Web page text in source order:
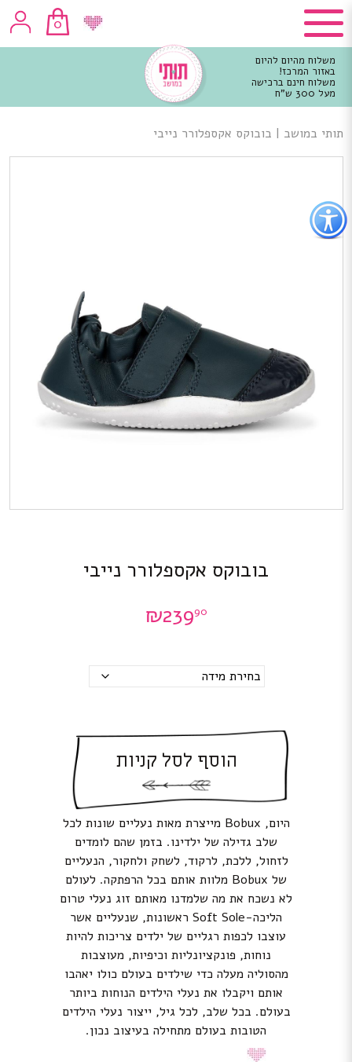
כפתור
לפתיחת
תפריט
נגישות
0
משלוח מהיום להיום
באזור המרכז!
משלוח חינם ברכישה
מעל 300 ש"ח
מרכזי
תותי במושב | בובוקס אקספלורר נייבי
בובוקס אקספלורר נייבי
₪23990
מידות
הוסף לסל קניות
היום, Bobux מייצרת מאות נעליים שונות לכל
שלב גדילה של ילדינו. בזמן שהם לומדים
לזחול, ללכת, לרקוד, לשחק ולחקור, הנעליים
של Bobux מלוות אותם בכל הרפתקה. לעולם
לא נשכח את מה שלמדנו מאותם זוג נעלי טרום
הליכה-Soft Sole ראשונות, שנעליים אשר
עוצבו לכפות רגליים של ילדים צריכות להיות
נוחות, פונקציונליות וכיפיות, מעוצבות
מהסוליה מעלה כדי שילדים בעולם כולו יאהבו
אותם ויקבלו את נעלי הילדים הנוחות ביותר
בעולם. בכל שלב, לכל גיל, ייצור נעלי הילדים
הטובות בעולם מתחילה בעיצוב נכון.